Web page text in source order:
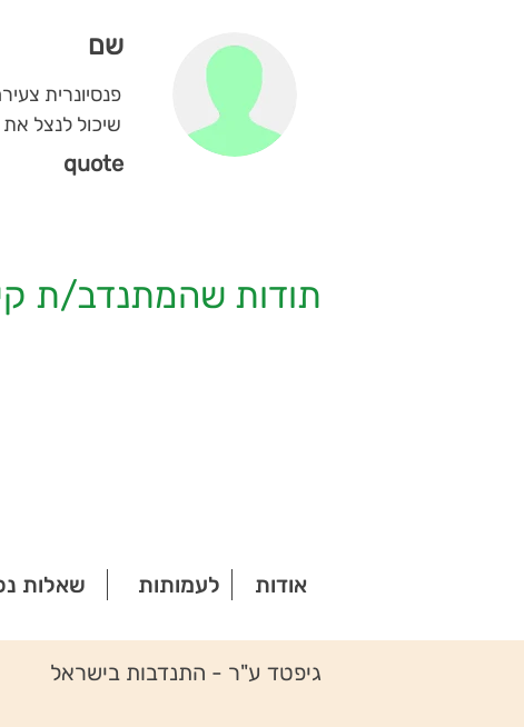
שם
פנסיונרית
שיכול לנצל את
quote
תודות שהמתנדב/ת
שאלות לעמותות אודות
גיפטד ע"ר - התנדבות בישראל